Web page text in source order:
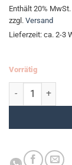
Enthält 20% MwSt.
zzgl. Versand
Lieferzeit: ca. 2-3
Vorrätig
Radierer 2 in 1